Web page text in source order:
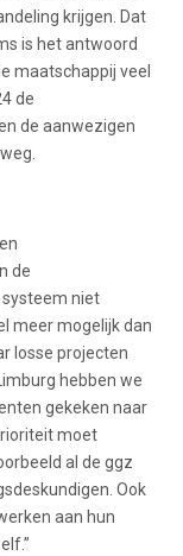
krijgen. Dat
is het antwoord
maatschappij veel
de
de aanwezigen
de
systeem niet
meer mogelijk dan
losse projecten
hebben we
gekeken naar
moet
al de ggz
Ook
aan hun